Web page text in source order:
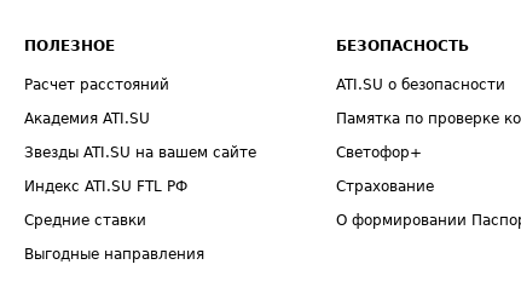
ПОЛЕЗНОЕ
Расчет расстояний
Академия ATI.SU
Звезды ATI.SU на вашем сайте
Индекс ATI.SU FTL РФ
Средние ставки
Выгодные направления
БЕЗОПАСНОСТЬ
ATI.SU о безопасности
Памятка по проверке
Светофор+
Страхование
О формировании